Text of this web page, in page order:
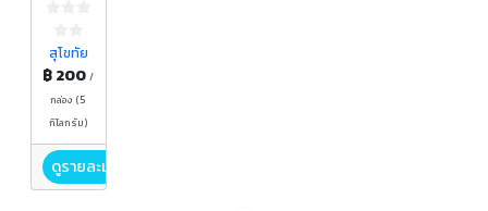
สุโขทัย
฿ 200/
กล่อง (5
กิโลกรัม)
ดูรายละเอียด